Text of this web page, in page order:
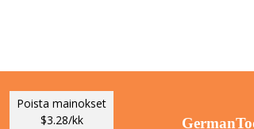
Poista mainokset
$3.28/kk